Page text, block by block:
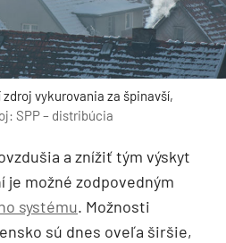
vykurovania za špinavší,
SPP – distribúcia
a znížiť tým výskyt
možné zodpovedným
systému. Možnosti
sú dnes oveľa širšie,